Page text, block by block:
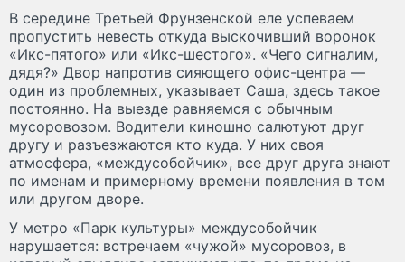
В середине Третьей Фрунзенской еле успеваем
пропустить невесть откуда выскочивший воронок
«Икс-пятого» или «Икс-шестого». «Чего сигналим,
дядя?» Двор напротив сияющего офис-центра —
один из проблемных, указывает Саша, здесь такое
постоянно. На выезде равняемся с обычным
мусоровозом. Водители киношно салютуют друг
другу и разъезжаются кто куда. У них своя
атмосфера, «междусобойчик», все друг друга знают
по именам и примерному времени появления в том
или другом дворе.
У метро «Парк культуры» междусобойчик
нарушается: встречаем «чужой» мусоровоз, в